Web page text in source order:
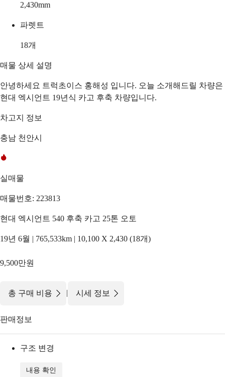
2,430mm
파렛트
18개
매물 상세 설명
안녕하세요 트럭초이스 홍해성 입니다. 오늘 소개해드릴 차량은
현대 엑시언트 19년식 카고 후축 차량입니다.
차고지 정보
충남 천안시
실매물
매물번호: 223813
현대 엑시언트 540 후축 카고 25톤 오토
19년 6월 | 765,533km | 10,100 X 2,430 (18개)
9,500만원
총 구매 비용 | 시세 정보
판매정보
구조 변경
내용 확인